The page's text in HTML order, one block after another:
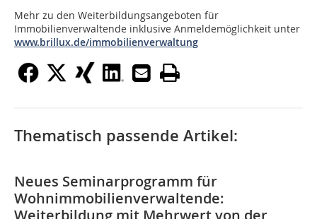
Mehr zu den Weiterbildungsangeboten für
Immobilienverwaltende inklusive Anmeldemöglichkeit unter
www.brillux.de/immobilienverwaltung
Thematisch passende Artikel:
Neues Seminarprogramm für
Wohnimmobilienverwaltende: